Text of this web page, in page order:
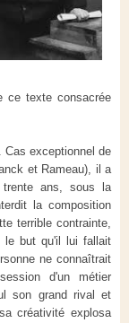
ce texte consacrée
Cas exceptionnel de
et Rameau), il a
trente ans, sous la
la composition
terrible contrainte,
le but qu'il lui fallait
ne connaîtrait
d'un métier
son grand rival et
créativité explosa